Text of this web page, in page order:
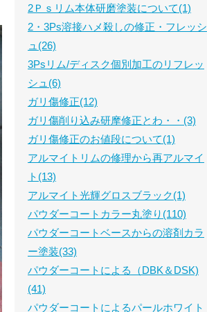
2Ｐｓリム本体研磨塗装について(1)
2・3Ps溶接ハメ殺しの修正・フレッシ
ュ(26)
3Psリム/ディスク個別加工のリフレッ
シュ(6)
ガリ傷修正(12)
ガリ傷削り込み研摩修正とわ・・(3)
ガリ傷修正のお値段について(1)
アルマイトリムの修理から再アルマイ
ト(13)
アルマイト光輝グロスブラック(1)
パウダーコートカラー丸塗り(110)
パウダーコートベースからの溶剤カラ
ー塗装(33)
パウダーコートによる（DBK＆DSK)
(41)
パウダーコートによるパールホワイト